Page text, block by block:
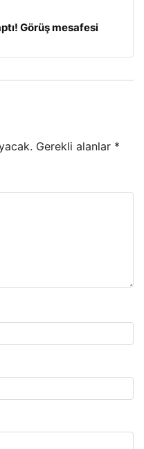
Görüş mesafesi
Gerekli alanlar *